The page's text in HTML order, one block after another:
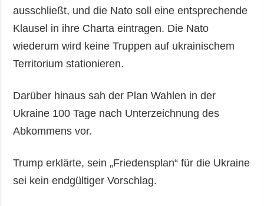
ausschließt, und die Nato soll eine entsprechende
Klausel in ihre Charta eintragen. Die Nato
wiederum wird keine Truppen auf ukrainischem
Territorium stationieren.
Darüber hinaus sah der Plan Wahlen in der
Ukraine 100 Tage nach Unterzeichnung des
Abkommens vor.
Trump erklärte, sein „Friedensplan“ für die Ukraine
sei kein endgültiger Vorschlag.